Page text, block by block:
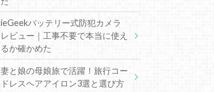
ieGeekバッテリー式防犯カメラ
レビュー｜工事不要で本当に使え
るか確かめた
妻と娘の母娘旅で活躍！旅行コー
ドレスヘアアイロン3選と選び方